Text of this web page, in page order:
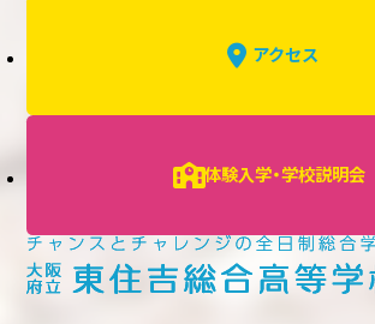
アクセス
体験入学・学校説明会